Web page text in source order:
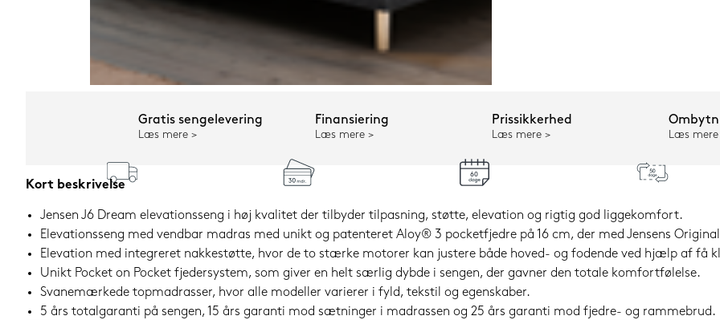
Gratis sengelevering
Læs mere
Finansiering
Læs mere
Prissikkerhed
Læs mere Læs mere
Kort beskrivelse
Jensen J6 Dream elevationsseng i høj kvalitet der tilbyder tilpasning, støtte, elevation og rigtig god liggekomfort.
Elevationsseng med vendbar madras med unikt og patenteret Aloy® 3 pocketfjedre på 16 cm, der med Jensens
Elevation med integreret nakkestøtte, hvor de to stærke motorer kan justere både hoved- og fodende ved hjælp af få
Unikt Pocket on Pocket fjedersystem, som giver en helt særlig dybde i sengen, der gavner den totale komfortfølelse.
Svanemærkede topmadrasser, hvor alle modeller varierer i fyld, tekstil og egenskaber.
5 års totalgaranti på sengen, 15 års garanti mod sætninger i madrassen og 25 års garanti mod fjedre- og rammebrud.